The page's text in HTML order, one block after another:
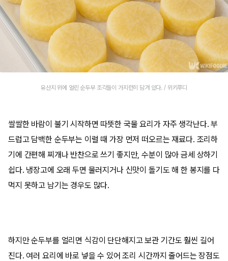
유산지 위에 얼린 순두부 조각들이 가지런히 담겨 있다. / 위키푸디
쌀쌀한 바람이 불기 시작하면 따뜻한 국물 요리가 자주 생각난다. 부
드럽고 담백한 순두부는 이럴 때 가장 먼저 떠오르는 재료다. 조리하
기에 간편해 찌개나 반찬으로 쓰기 좋지만, 수분이 많아 금세 상하기
쉽다. 냉장고에 오래 두면 물러지거나 신맛이 돌기도 해 한 봉지를 다
먹지 못하고 남기는 경우도 많다.
하지만 순두부를 얼리면 식감이 단단해지고 보관 기간도 훨씬 길어
진다. 여러 요리에 바로 넣을 수 있어 조리 시간까지 줄어드는 장점도